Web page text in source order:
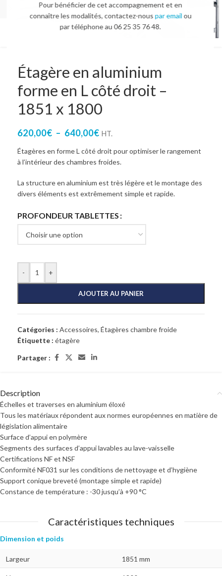
Pour bénéficier de cet accompagnement et en
connaître les modalités, contactez-nouspar email ou
par téléphone au 06 25 35 76 48.
Étagère en aluminium
forme en L côté droit –
1851 x 1800
620,00€ – 640,00€ HT.
Étagères en forme L côté droit pour optimiser le rangement
à l’intérieur des chambres froides.
La structure en aluminium est très légère et le montage des
divers éléments est extrêmement simple et rapide.
PROFONDEUR TABLETTES
- +
AJOUTER AU PANIER
Catégories : Accessoires, Étagères chambre froide
Étiquette : étagère
Partager :
Description
Échelles et traverses en aluminium éloxé
Tous les matériaux répondent aux normes européennes en matière de
législation alimentaire
Surface d’appui en polymère
Segments des surfaces d’appui lavables au lave-vaisselle
Certifications NF et NSF
Conformité NF031 sur les conditions de nettoyage et d’hygiène
Support conique breveté (montage simple et rapide)
Constance de température : -30 jusqu’à +90 °C
Caractéristiques techniques
Dimension et poids
Largeur 1851 mm